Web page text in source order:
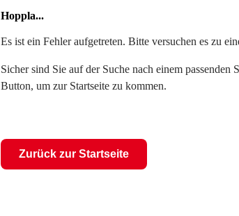
Hoppla...
Es ist ein Fehler aufgetreten. Bitte versuchen es zu
Sicher sind Sie auf der Suche nach einem
Button, um zur Startseite zu kommen.
Zurück zur Startseite